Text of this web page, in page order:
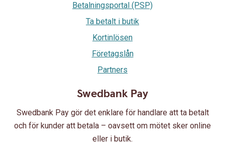
Swedbank Pay
Swedbank Pay gör det enklare för handlare att ta betalt
och för kunder att betala – oavsett om mötet sker online
eller i butik.
Betalningsportal (PSP)
Ta betalt i butik
Kortinlösen
Företagslån
Partners